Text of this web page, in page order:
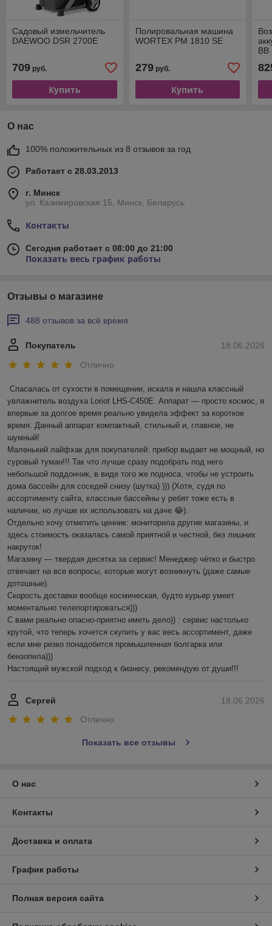
Садовый измельчитель
DAEWOO DSR 2700E
709 руб.
Купить
Полировальная машина
WORTEX PM 1810 SE
279руб.
Купить
BB
О нас
100% положительных из 8 отзывов за год
Работает с 28.03.2013
г. Минск
ул. Казимировская 15, Минск, Беларусь
Контакты
Сегодня работает с 08:00 до 21:00
Показать весь график работы
Отзывы о магазине
488 отзывов за всё время
18.06.2026
Покупатель
Отлично
Спасалась от сухости в помещении, искала и нашла классный
увлажнитель воздуха Loriot LHS-C450E. Аппарат — просто космос, я
впервые за долгое время реально увидела эффект за короткое
время. Данный аппарат компактный, стильный и, главное, не
шумный!
Маленький лайфхак для покупателей: прибор выдает не мощный, но
суровый туман!!! Так что лучше сразу подобрать под него
небольшой поддончик, в виде того же подноса, чтобы не устроить
дома бассейн для соседей снизу (шутка) ))) (Хотя, судя по
ассортименту сайта, классные бассейны у ребят тоже есть в
наличии, но лучше их использовать на даче 😂).
Отдельно хочу отметить ценник: мониторила другие магазины, и
здесь стоимость оказалась самой приятной и честной, без лишних
накруток!
Магазину — твердая десятка за сервис! Менеджер чётко и быстро
отвечает на все вопросы, которые могут возникнуть (даже самые
дотошные).
Скорость доставки вообще космическая, будто курьер умеет
моментально телепортироваться)))
С вами реально опасно-приятно иметь дело)) : сервис настолько
крутой, что теперь хочется скупить у вас весь ассортимент, даже
если мне резко понадобится промышленная болгарка или
бензопила)))
Настоящий мужской подход к бизнесу, рекомендую от души!!!
18.06.2026
Сергей
Отлично
Показать все отзывы
О нас
Контакты
Доставка и оплата
График работы
Полная версия сайта